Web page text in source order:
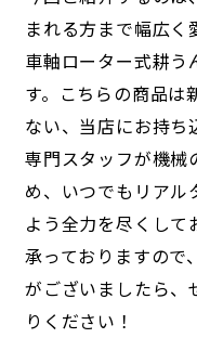
まれる方まで幅広
車軸ローター式耕
す。こちらの商品は
ない、当店にお持ち
専門スタッフが機械
め、いつでもリアル
よう全力を尽くして
承っておりますので
がございましたら、
りください！